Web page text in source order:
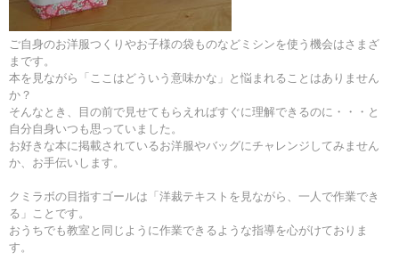
ご自身のお洋服つくりやお子様の袋ものなどミシンを使う機会はさまざ
まです。
本を見ながら「ここはどういう意味かな」と悩まれることはありません
か？
そんなとき、目の前で見せてもらえればすぐに理解できるのに・・・と
自分自身いつも思っていました。
お好きな本に掲載されているお洋服やバッグにチャレンジしてみません
か、お手伝いします。
クミラボの目指すゴールは「洋裁テキストを見ながら、一人で作業でき
る」ことです。
おうちでも教室と同じように作業できるような指導を心がけておりま
す。